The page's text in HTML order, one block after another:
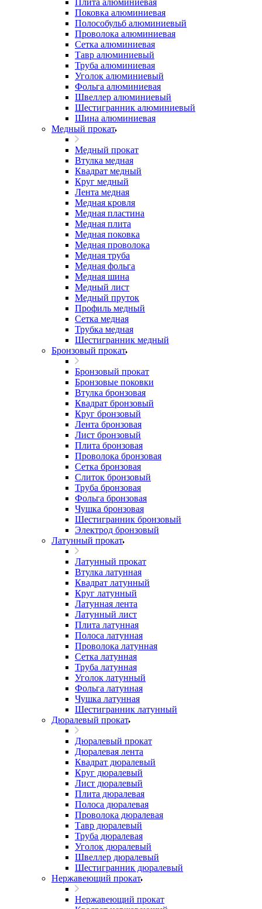
Плита алюминиевая
Поковка алюминиевая
Полособульб алюминиевый
Проволока алюминиевая
Сетка алюминиевая
Тавр алюминиевый
Труба алюминиевая
Уголок алюминиевый
Фольга алюминиевая
Швеллер алюминиевый
Шестигранник алюминиевый
Шина алюминиевая
Медный прокат
Медный прокат
Втулка медная
Квадрат медный
Круг медный
Лента медная
Медная кровля
Медная пластина
Медная плита
Медная поковка
Медная проволока
Медная труба
Медная фольга
Медная шина
Медный лист
Медный пруток
Профиль медный
Сетка медная
Трубка медная
Шестигранник медный
Бронзовый прокат
Бронзовый прокат
Бронзовые поковки
Втулка бронзовая
Квадрат бронзовый
Круг бронзовый
Лента бронзовая
Лист бронзовый
Плита бронзовая
Проволока бронзовая
Сетка бронзовая
Слиток бронзовый
Труба бронзовая
Фольга бронзовая
Чушка бронзовая
Шестигранник бронзовый
Электрод бронзовый
Латунный прокат
Латунный прокат
Втулка латунная
Квадрат латунный
Круг латунный
Латунная лента
Латунный лист
Плита латунная
Полоса латунная
Проволока латунная
Сетка латунная
Труба латунная
Уголок латунный
Фольга латунная
Чушка латунная
Шестигранник латунный
Дюралевый прокат
Дюралевый прокат
Дюралевая лента
Квадрат дюралевый
Круг дюралевый
Лист дюралевый
Плита дюралевая
Полоса дюралевая
Проволока дюралевая
Тавр дюралевый
Труба дюралевая
Уголок дюралевый
Швеллер дюралевый
Шестигранник дюралевый
Нержавеющий прокат
Нержавеющий прокат